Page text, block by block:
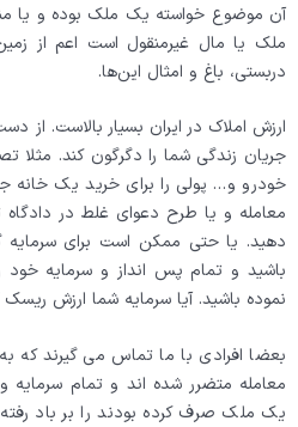
آن موضوع خواسته یک ملک بوده و یا
ملک یا مال غیرمنقول است اعم از
دربستی، باغ و امثال این‌ها.
ارزش املاک در ایران بسیار بالاست.
جریان زندگی شما را دگرگون کند. مثلا
خودرو و… پولی را برای خرید یک خانه
معامله و یا طرح دعوای غلط در
دهید. یا حتی ممکن است برای سرمایه
باشید و تمام پس انداز و سرمایه
نموده باشید. آیا سرمایه شما ارزش ریسک
بعضا افرادی با ما تماس می گیرند که
معامله متضرر شده اند و تمام سرمایه
یک ملک صرف کرده بودند را بر باد